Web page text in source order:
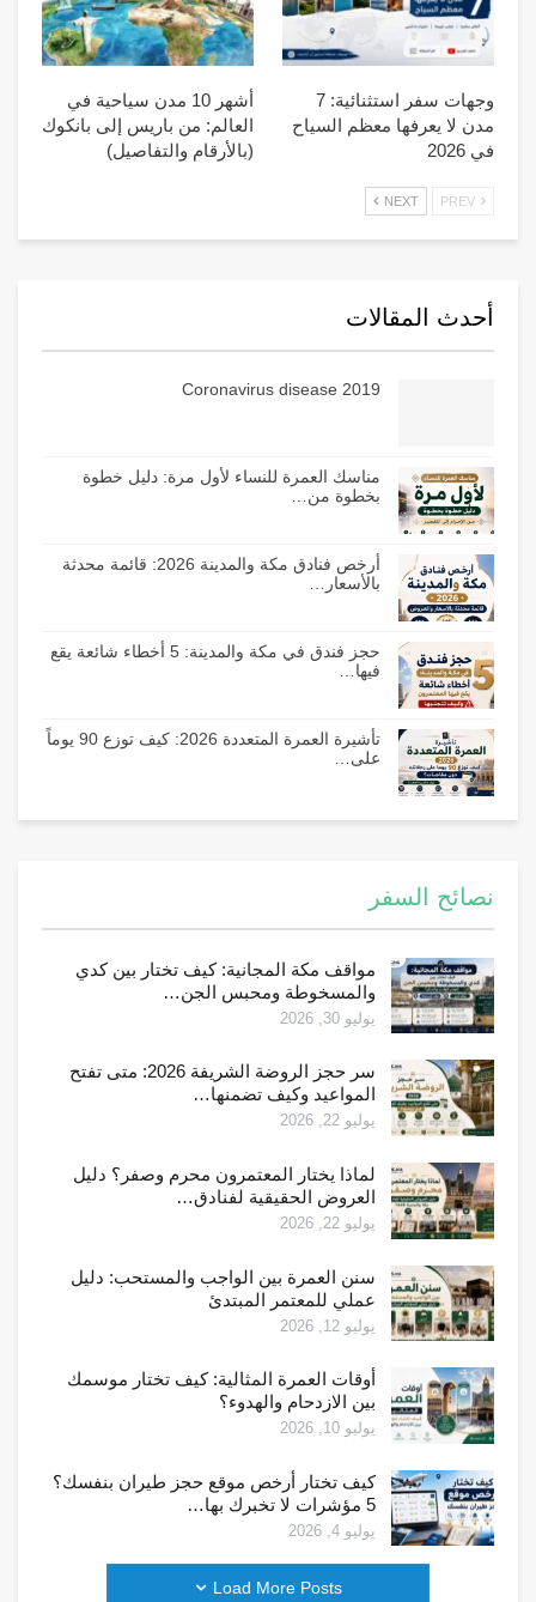
وجهات سفر استثنائية: 7
مدن لا يعرفها معظم السياح
في 2026
أشهر 10 مدن سياحية في
العالم: من باريس إلى بانكوك
(بالأرقام والتفاصيل)
NEXT
أحدث المقالات
Coronavirus disease 2019
مناسك العمرة للنساء لأول مرة: دليل خطوة
بخطوة من…
أرخص فنادق مكة والمدينة 2026: قائمة محدثة
بالأسعار…
حجز فندق في مكة والمدينة: 5 أخطاء شائعة يقع
فيها…
تأشيرة العمرة المتعددة 2026: كيف توزع 90 يوماً
على…
نصائح السفر
مواقف مكة المجانية: كيف تختار بين كدي
والمسخوطة ومحبس الجن…
يوليو 30, 2026
سر حجز الروضة الشريفة 2026: متى تفتح
المواعيد وكيف تضمنها…
يوليو 22, 2026
لماذا يختار المعتمرون محرم وصفر؟ دليل
العروض الحقيقية لفنادق…
يوليو 22, 2026
سنن العمرة بين الواجب والمستحب: دليل
عملي للمعتمر المبتدئ
يوليو 12, 2026
أوقات العمرة المثالية: كيف تختار موسمك
بين الازدحام والهدوء؟
يوليو 10, 2026
كيف تختار أرخص موقع حجز طيران بنفسك؟
5 مؤشرات لا تخبرك بها…
يوليو 4, 2026
Load More Posts